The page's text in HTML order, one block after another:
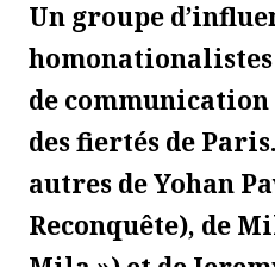
Un groupe
homonationalistes
de
des fiertés de
autres de Yohan
Reconquête), de